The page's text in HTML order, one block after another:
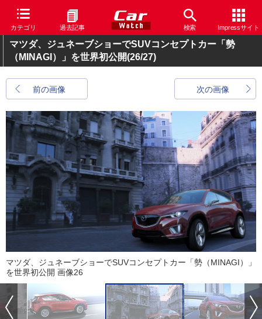
カテゴリ 過去記事 検索 Impressサイト
マツダ、ジュネーブショーでSUVコンセプトカー「勢
（MINAGI）」を世界初公開(26/27)
前の画像 次の画像
マツダ、ジュネーブショーでSUVコンセプトカー「勢（MINAGI）」
を世界初公開 画像26